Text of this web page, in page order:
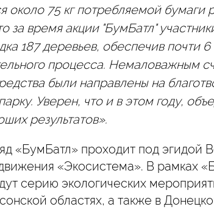
около 75 кг потребляемой бумаги
за время акции "БумБатл"
187 деревьев, обеспечив почти
процесса. Немаловажным
были направлены на
Уверен, что и в этом году,
результатов».
«БумБатл» проходит под эгидой
«Экосистема». В рамках
серию экологических
областях, а также в